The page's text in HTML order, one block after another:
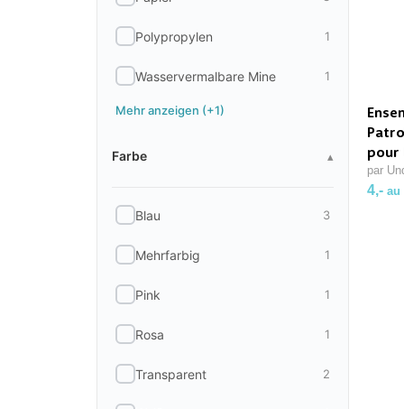
Polypropylen 1
Wasservermalbare Mine 1
Mehr anzeigen (+1)
Farbe
▴
Blau 3
Mehrfarbig 1
Pink 1
Rosa 1
Transparent 2
pour
par
4,-au